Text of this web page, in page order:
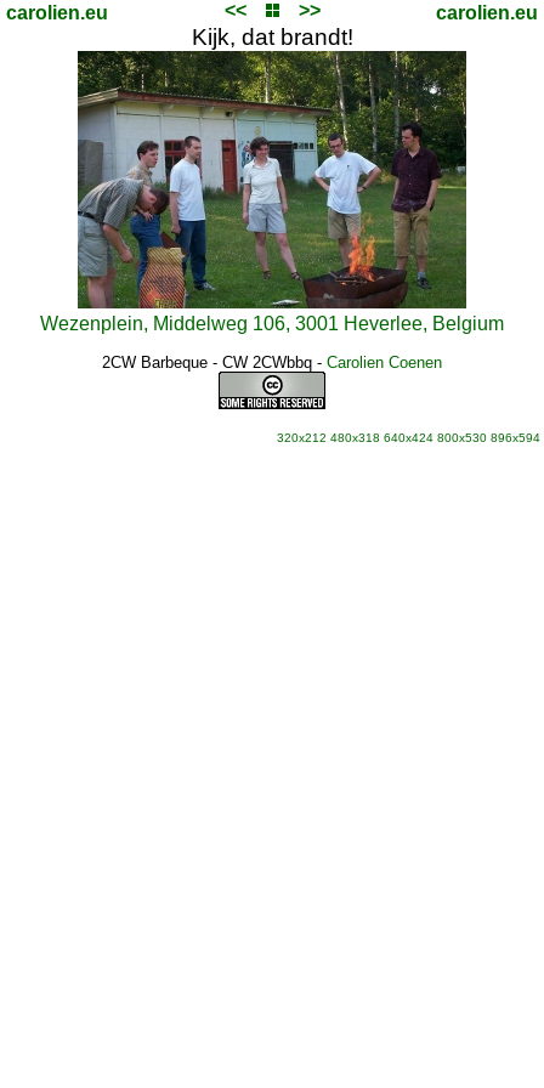
carolien.eu << >> carolien.eu
Kijk, dat brandt!
Wezenplein, Middelweg 106, 3001 Heverlee, Belgium
2CW Barbeque - CW 2CWbbq - Carolien Coenen
320x212 480x318 640x424 800x530 896x594